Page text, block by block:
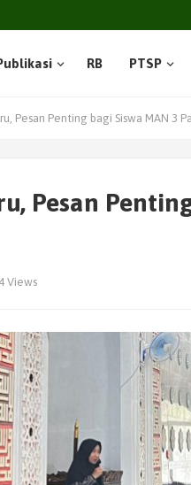
RB PTSP
Pesan Penting bagi Siswa MAN 3
Pesan
Views